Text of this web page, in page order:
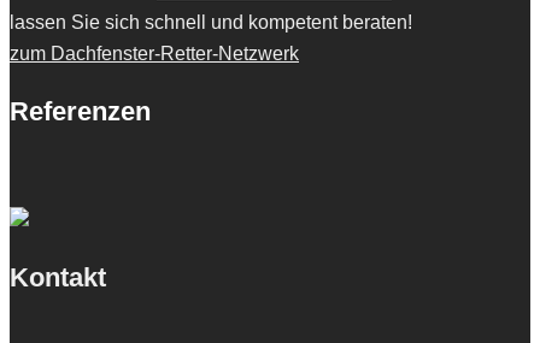
lassen Sie sich schnell und kompetent beraten!
zum Dachfenster-Retter-Netzwerk
Referenzen
Kontakt